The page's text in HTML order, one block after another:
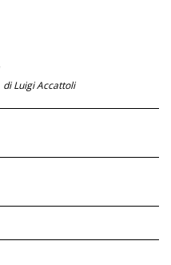
di Luigi Accattoli